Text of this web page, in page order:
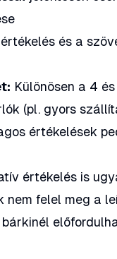
és a
Különösen a 4
(pl. gyors
értékelések
értékelés is
nem felel meg a